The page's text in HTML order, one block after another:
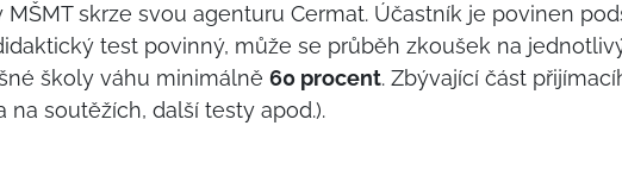
skrze svou agenturu Cermat. Účastník je povinen
test povinný, může se průběh zkoušek na
školy váhu minimálně 60 procent. Zbývající část
soutěžích, další testy apod.).